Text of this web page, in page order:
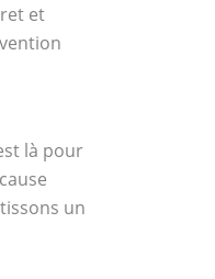
et
là pour
un